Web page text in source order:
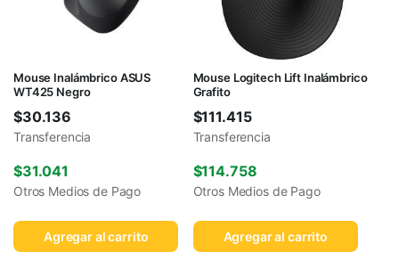
Mouse Inalámbrico ASUS
WT425 Negro
$30.136
Transferencia
$31.041
Otros Medios de Pago
Agregar al carrito
Mouse Logitech Lift Inalámbrico
Grafito
$111.415
Transferencia
$114.758
Otros Medios de Pago
Agregar al carrito